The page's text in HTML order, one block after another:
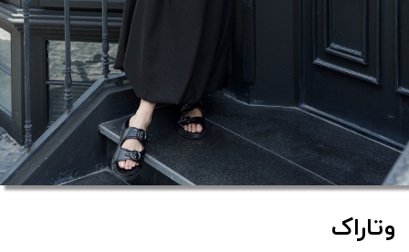
وتاراک